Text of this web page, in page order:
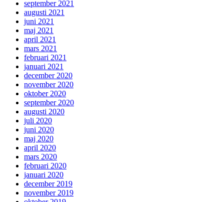
september 2021
augusti 2021
juni 2021
maj 2021
april 2021
mars 2021
februari 2021
januari 2021
december 2020
november 2020
oktober 2020
september 2020
augusti 2020
juli 2020
juni 2020
maj 2020
april 2020
mars 2020
februari 2020
januari 2020
december 2019
november 2019